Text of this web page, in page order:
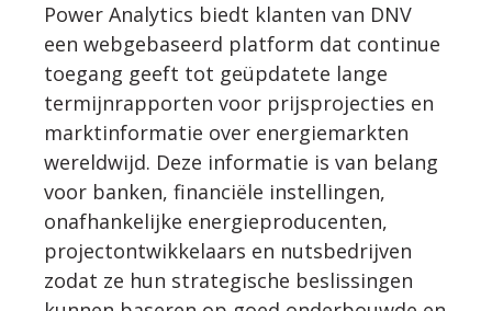
Power Analytics biedt klanten van DNV
een webgebaseerd platform dat continue
toegang geeft tot geüpdatete lange
termijnrapporten voor prijsprojecties en
marktinformatie over energiemarkten
wereldwijd. Deze informatie is van belang
voor banken, financiële instellingen,
onafhankelijke energieproducenten,
projectontwikkelaars en nutsbedrijven
zodat ze hun strategische beslissingen